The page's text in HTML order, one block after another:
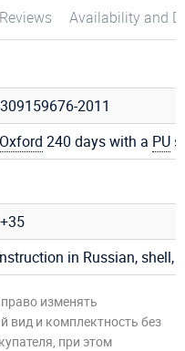
Reviews Availability and
2011
Oxford 240 days with a PU
in Russian, shell,
изменять
вид и комплектность без
при этом